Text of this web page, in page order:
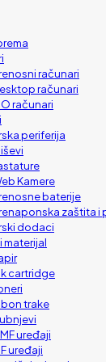
računari
računari
računari
periferija
Kamere
baterije
zaštita i
dodaci
materijal
cartridge
trake
uređaji
uređaji